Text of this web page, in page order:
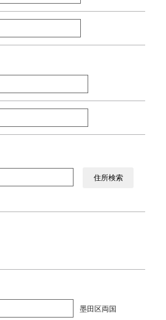
墨田区両国